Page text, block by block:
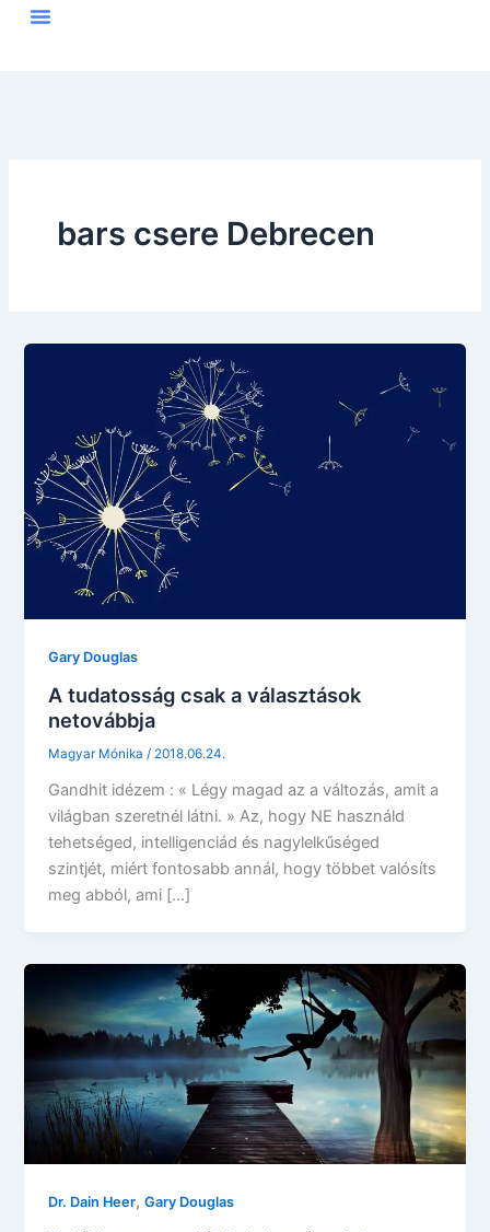
bars csere Debrecen
Gary Douglas
A tudatosság csak a választások
netovábbja
Magyar Mónika/ 2018.06.24.
Gandhit idézem : « Légy magad az a változás, amit a
világban szeretnél látni. » Az, hogy NE használd
tehetséged, intelligenciád és nagylelkűséged
szintjét, miért fontosabb annál, hogy többet valósíts
meg abból, ami […]
Dr. Dain Heer,Gary Douglas